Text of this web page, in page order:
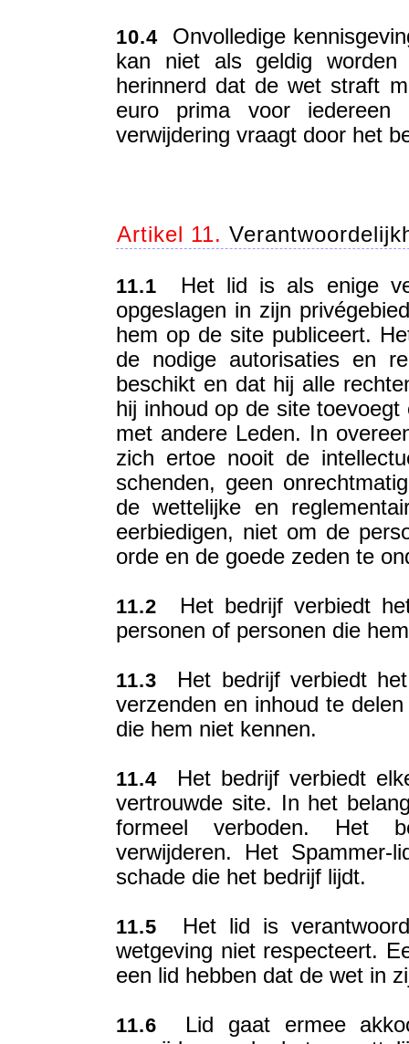
10.4 Onvolledige
kan niet als geldig worden
herinnerd dat de wet straft
euro prima voor
verwijdering vraagt door het
Artikel 11.
11.1 Het lid is als enige
opgeslagen in zijn
hem op de site publiceert.
de nodige autorisaties en
beschikt en dat hij alle
hij inhoud op de site
met andere Leden. In
zich ertoe nooit de
schenden, geen
de wettelijke en
eerbiedigen, niet om de
orde en de goede zeden te
11.2 Het bedrijf verbiedt
personen of personen die
11.3 Het bedrijf verbiedt
verzenden en inhoud te
die hem niet kennen.
11.4 Het bedrijf verbiedt
vertrouwde site. In het
formeel verboden. Het
verwijderen. Het Spammer-
schade die het bedrijf lijdt.
11.5 Het lid is
wetgeving niet respecteert.
een lid hebben dat de wet in
11.6 Lid gaat ermee